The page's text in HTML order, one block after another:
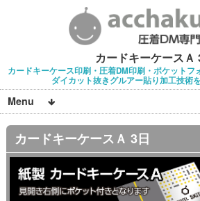
カードキーケースＡ
カードキーケース印刷・圧着DM印刷・ポケットフ
ダイカット抜きグルアー貼り加工技術
Menu
カードキーケースＡ 3日